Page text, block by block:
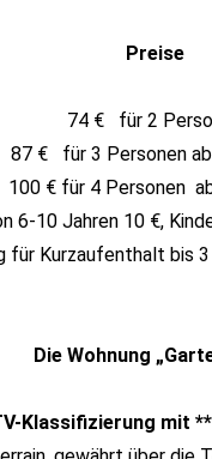
Preise
74 € für 2
87 € für 3 Personen
100 € für 4 Personen
6-10 Jahren 10 €,
für Kurzaufenthalt bis
Die Wohnung
Klassifizierung mit